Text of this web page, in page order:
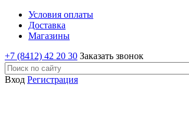
Условия оплаты
Доставка
Магазины
+7 (8412) 42 20 30 Заказать звонок
Вход Регистрация